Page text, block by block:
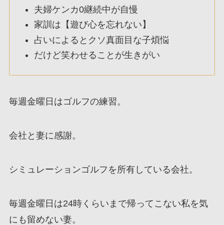
夫婦ケンカ0継続中が自慢
家訓は【遊び心を忘れない】
占いによるとクソ真面目な子煩悩
だけど笑わせることが生きがい
毎週金曜日はゴルフの練習。
会社と妻に感謝。
シミュレーションゴルフを所有している会社。
毎週金曜日は24時くらいまで帰ってこない私を気
にも留めない妻。